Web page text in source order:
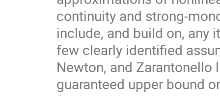
continuity and strong-
include, and build on, any
few clearly identified
Newton, and
guaranteed upper bound